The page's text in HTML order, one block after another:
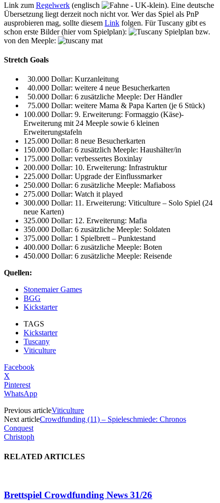
Link zum Regelwerk (englisch
). Eine deutsche
Übersetzung liegt derzeit noch nicht vor. Wer das Spiel als PnP
ausprobieren mag, sollte diesem Link folgen. Für Tuscany gibt es
schon erste Bilder (hier vom Spielplan):
bzw.
von den Meeple:
Stretch Goals
30.000 Dollar: Kurzanleitung
40.000 Dollar: weitere 4 neue Besucherkarten
50.000 Dollar: 6 zusätzliche Meeple: Der Händler
75.000 Dollar: weitere Mama & Papa Karten (je 6 Stück)
100.000 Dollar: 9. Erweiterung: Formaggio (Käse)-
Erweiterung mit 24 Meeple sowie 6 kleinen
Erweiterungstafeln
125.000 Dollar: 8 neue Besucherkarten
150.000 Dollar: 6 zusätzlich Meeple: Haushälter/in
175.000 Dollar: verbessertes Boxinlay
200.000 Dollar: 10. Erweiterung: Infrastruktur
225.000 Dollar: Upgrade der Einflussmarker
250.000 Dollar: 6 zusätzliche Meeple: Mafiaboss
275.000 Dollar: Watch it played
300.000 Dollar: 11. Erweiterung: Viticulture – Solo Spiel (24
neue Karten)
325.000 Dollar: 12. Erweiterung: Mafia
350.000 Dollar: 6 zusätzliche Meeple: Soldaten
375.000 Dollar: 1 Spielbrett – Punktestand
400.000 Dollar: 6 zusätzliche Meeple: Boten
450.000 Dollar: 6 zusätzliche Meeple: Reisende
Quellen:
Stonemaier Games
BGG
Kickstarter
TAGS
Kickstarter
Tuscany
Viticulture
Facebook
X
Pinterest
WhatsApp
Previous articleViticulture
Next articleCrowdfunding (11) – Spieleschmiede: Chronos
Conquest
Christoph
RELATED ARTICLES
Brettspiel Crowdfunding News 31/26